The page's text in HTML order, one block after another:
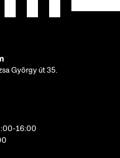
György út 35.
16:00